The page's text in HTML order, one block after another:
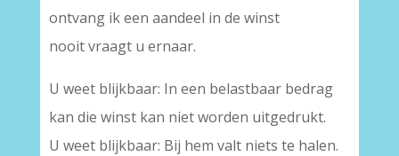
ontvang ik een aandeel in de winst
nooit vraagt u ernaar.
U weet blijkbaar: In een belastbaar bedrag
kan die winst kan niet worden uitgedrukt.
U weet blijkbaar: Bij hem valt niets te halen.